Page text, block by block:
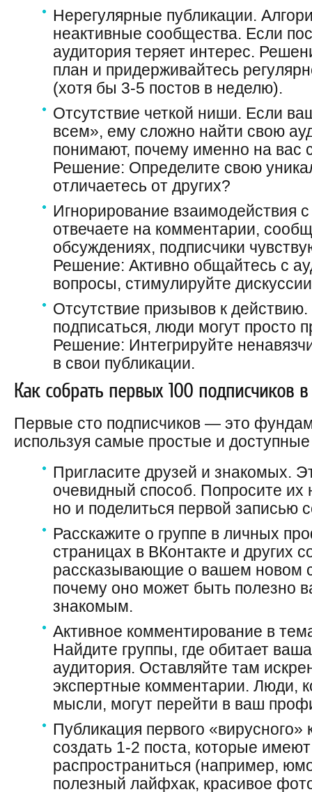
Нерегулярные публикации.
неактивные сообщества. Если
аудитория теряет интерес.
план и придерживайтесь
(хотя бы 3-5 постов в неделю).
Отсутствие четкой ниши. Если
всем», ему сложно найти свою
понимают, почему именно на вас
Решение: Определите свою
отличаетесь от других?
Игнорирование взаимодействия
отвечаете на комментарии,
обсуждениях, подписчики
Решение: Активно общайтесь с
вопросы, стимулируйте
Отсутствие призывов к
подписаться, люди могут просто
Решение: Интегрируйте
в свои публикации.
Как собрать первых 100 подписчиков
Первые сто подписчиков — это
используя самые простые и
Пригласите друзей и знакомых.
очевидный способ. Попросите их
но и поделиться первой записью
Расскажите о группе в личных
страницах в ВКонтакте и других
рассказывающие о вашем новом
почему оно может быть полезно
знакомым.
Активное комментирование в
Найдите группы, где обитает
аудитория. Оставляйте там
экспертные комментарии. Люди,
мысли, могут перейти в ваш
Публикация первого «вирусного»
создать 1-2 поста, которые
распространиться (например,
полезный лайфхак, красивое